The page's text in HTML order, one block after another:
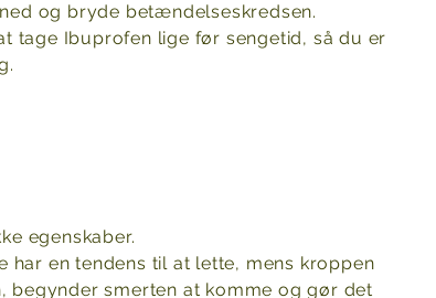
og bryde betændelseskredsen.
tage Ibuprofen lige før sengetid, så du er
egenskaber.
har en tendens til at lette, mens kroppen
begynder smerten at komme og gør det